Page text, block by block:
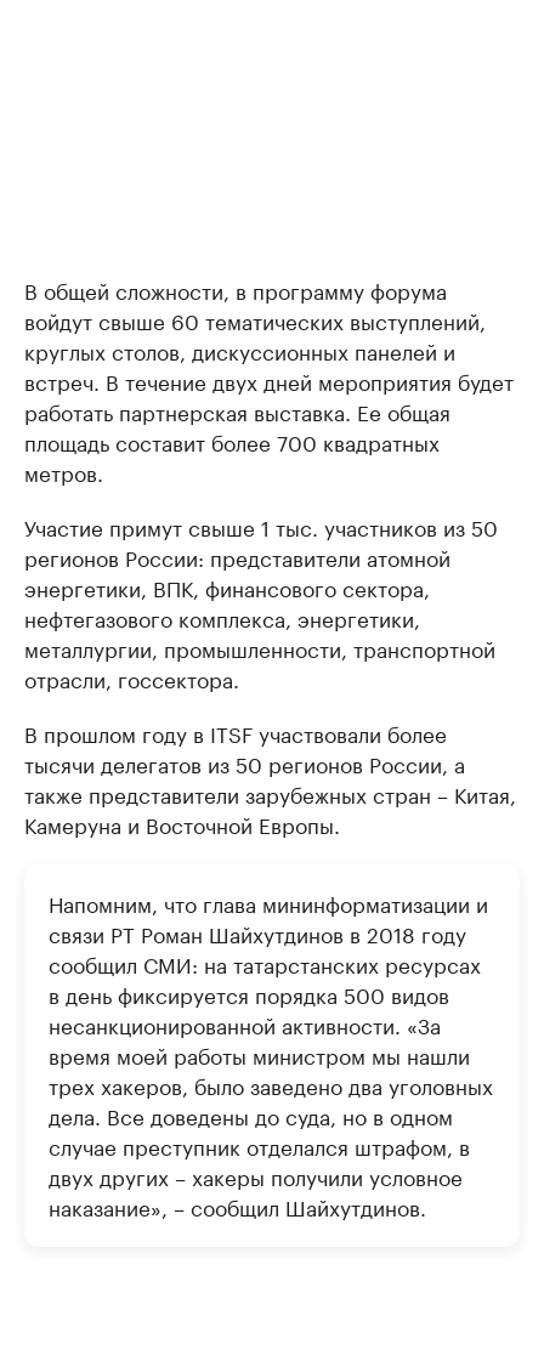
В общей сложности, в программу форума
войдут свыше 60 тематических выступлений,
круглых столов, дискуссионных панелей и
встреч. В течение двух дней мероприятия будет
работать партнерская выставка. Ее общая
площадь составит более 700 квадратных
метров.
Участие примут свыше 1 тыс. участников из 50
регионов России: представители атомной
энергетики, ВПК, финансового сектора,
нефтегазового комплекса, энергетики,
металлургии, промышленности, транспортной
отрасли, госсектора.
В прошлом году в ITSF участвовали более
тысячи делегатов из 50 регионов России, а
также представители зарубежных стран – Китая,
Камеруна и Восточной Европы.
Напомним, что глава мининформатизации и
связи РТ Роман Шайхутдинов в 2018 году
сообщил СМИ: на татарстанских ресурсах
в день фиксируется порядка 500 видов
несанкционированной активности. «За
время моей работы министром мы нашли
трех хакеров, было заведено два уголовных
дела. Все доведены до суда, но в одном
случае преступник отделался штрафом, в
двух других – хакеры получили условное
наказание», – сообщил Шайхутдинов.